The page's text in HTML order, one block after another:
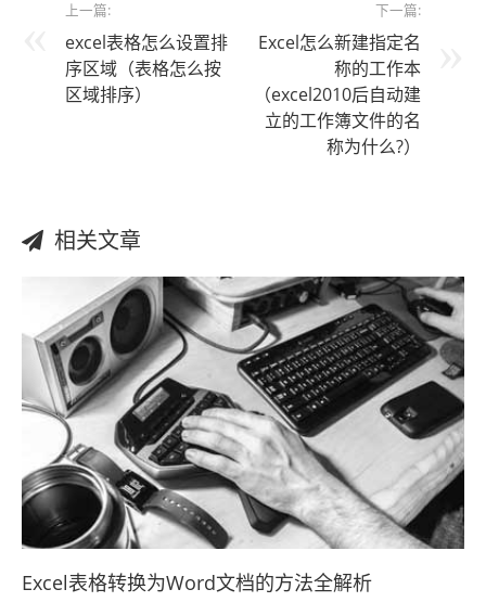
上一篇:
excel表格怎么设置排
序区域（表格怎么按
区域排序）
下一篇:
Excel怎么新建指定名
称的工作本
（excel2010后自动建
立的工作簿文件的名
称为什么?）
相关文章
Excel表格转换为Word文档的方法全解析